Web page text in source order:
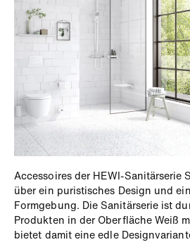
Accessoires der HEWI-Sanitärserie
über ein puristisches Design und
Formgebung. Die Sanitärserie ist
Produkten in der Oberfläche Weiß
bietet damit eine edle